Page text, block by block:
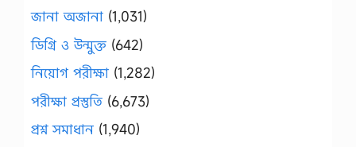
জানা অজানা (1,031)
ডিগ্রি ও উন্মুক্ত (642)
নিয়োগ পরীক্ষা (1,282)
পরীক্ষা প্রস্তুতি (6,673)
প্রশ্ন সমাধান (1,940)